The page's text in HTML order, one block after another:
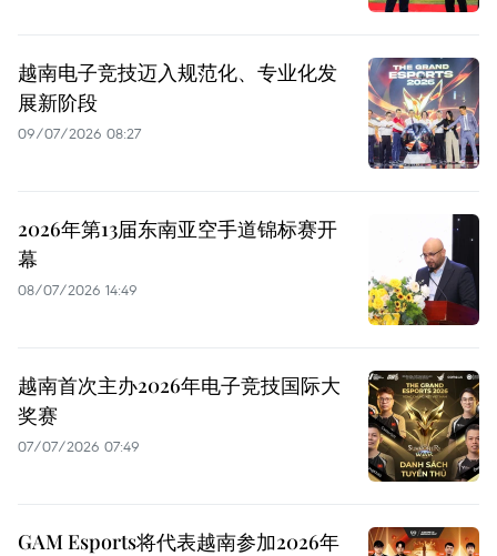
越南电子竞技迈入规范化、专业化发
展新阶段
09/07/2026 08:27
2026年第13届东南亚空手道锦标赛开
幕
08/07/2026 14:49
越南首次主办2026年电子竞技国际大
奖赛
07/07/2026 07:49
GAM Esports将代表越南参加2026年